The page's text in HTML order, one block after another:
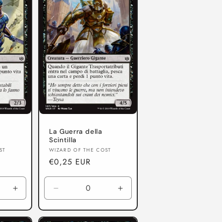
g
a
c
a
Aumenta
quantità
per
La Guerra della
Scintilla
Produttore:
WIZARD OF THE COST
Prezzo
di
listino
€0,25 EUR
Diminuisci
quantità
per
Aumenta
quantità
per